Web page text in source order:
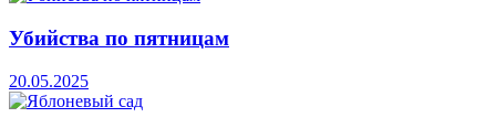
Убийства по пятницам
20.05.2025